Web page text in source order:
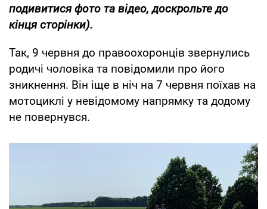
подивитися фото та відео, доскрольте до
кінця сторінки).
Так, 9 червня до правоохоронців звернулись
родичі чоловіка та повідомили про його
зникнення. Він іще в ніч на 7 червня поїхав на
мотоциклі у невідомому напрямку та додому
не повернувся.